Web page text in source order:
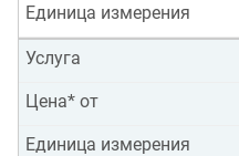
Единица измерения
Услуга
Цена* от
Единица измерения